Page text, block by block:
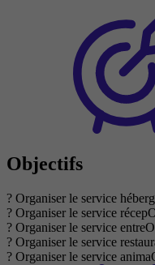
Objectifs
? Organiser le service
? Organiser le service
? Organiser le service
? Organiser le service
? Organiser le service